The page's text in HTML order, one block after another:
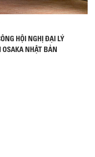
HỘI NGHỊ ĐẠI LÝ
NHẬT BẢN